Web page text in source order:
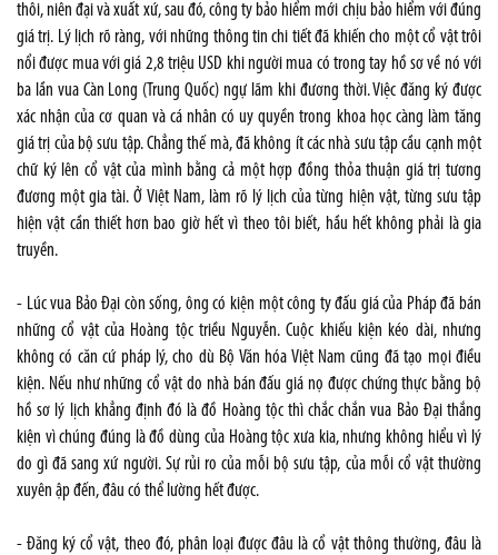
thôi, niên đại và xuất xứ, sau đó, công ty bảo hiểm mới chịu bảo hiểm với đúng
giá trị. Lý lịch rõ ràng, với những thông tin chi tiết đã khiến cho một cổ vật trôi
nổi được mua với giá 2,8 triệu USD khi người mua có trong tay hồ sơ về nó với
ba lần vua Càn Long (Trung Quốc) ngự lãm khi đương thời. Việc đăng ký được
xác nhận của cơ quan và cá nhân có uy quyền trong khoa học càng làm tăng
giá trị của bộ sưu tập. Chẳng thế mà, đã không ít các nhà sưu tập cầu cạnh một
chữ ký lên cổ vật của mình bằng cả một hợp đồng thỏa thuận giá trị tương
đương một gia tài. Ở Việt Nam, làm rõ lý lịch của từng hiện vật, từng sưu tập
hiện vật cần thiết hơn bao giờ hết vì theo tôi biết, hầu hết không phải là gia
truyền.
- Lúc vua Bảo Đại còn sống, ông có kiện một công ty đấu giá của Pháp đã bán
những cổ vật của Hoàng tộc triều Nguyễn. Cuộc khiếu kiện kéo dài, nhưng
không có căn cứ pháp lý, cho dù Bộ Văn hóa Việt Nam cũng đã tạo mọi điều
kiện. Nếu như những cổ vật do nhà bán đấu giá nọ được chứng thực bằng bộ
hồ sơ lý lịch khẳng định đó là đồ Hoàng tộc thì chắc chắn vua Bảo Đại thắng
kiện vì chúng đúng là đồ dùng của Hoàng tộc xưa kia, nhưng không hiểu vì lý
do gì đã sang xứ người. Sự rủi ro của mỗi bộ sưu tập, của mỗi cổ vật thường
xuyên ập đến, đâu có thể lường hết được.
- Đăng ký cổ vật, theo đó, phân loại được đâu là cổ vật thông thường, đâu là